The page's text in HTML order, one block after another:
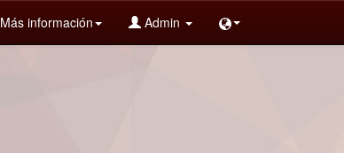
Más información Admin